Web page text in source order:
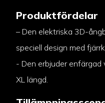
Produktfördelar
– Den elektriska 3D-
speciell design med
- Den erbjuder
XL längd.